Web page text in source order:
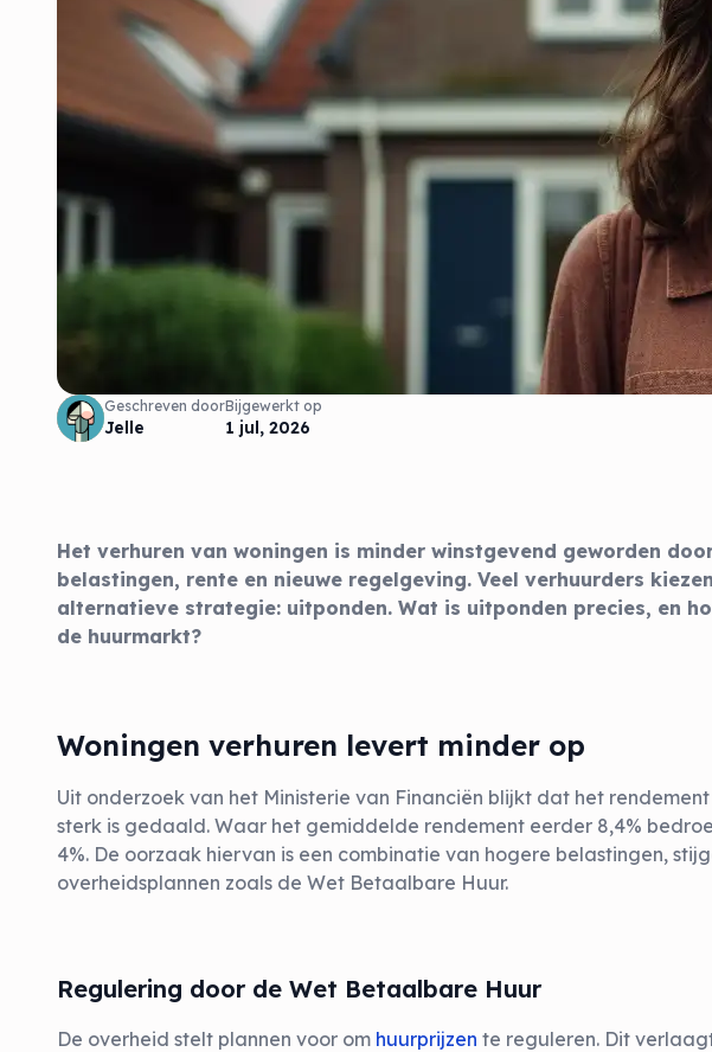
Geschreven door
Jelle
Bijgewerkt op
1 jul, 2026
Het verhuren van woningen is minder winstgevend geworden
belastingen, rente en nieuwe regelgeving. Veel verhuurders
alternatieve strategie: uitponden. Wat is uitponden precies, en
de huurmarkt?
Woningen verhuren levert minder op
Uit onderzoek van het Ministerie van Financiën blijkt dat het
sterk is gedaald. Waar het gemiddelde rendement eerder 8,4%
4%. De oorzaak hiervan is een combinatie van hogere belastingen,
overheidsplannen zoals de Wet Betaalbare Huur.
Regulering door de Wet Betaalbare Huur
De overheid stelt plannen voor om huurprijzen te reguleren. Dit